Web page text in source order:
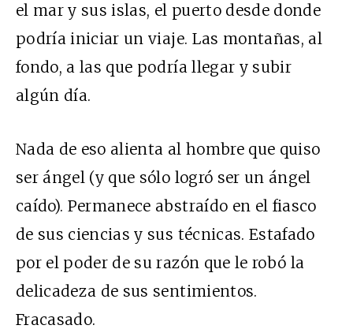
el mar y sus islas, el puerto desde donde
podría iniciar un viaje. Las montañas, al
fondo, a las que podría llegar y subir
algún día.
Nada de eso alienta al hombre que quiso
ser ángel (y que sólo logró ser un ángel
caído). Permanece abstraído en el fiasco
de sus ciencias y sus técnicas. Estafado
por el poder de su razón que le robó la
delicadeza de sus sentimientos.
Fracasado.